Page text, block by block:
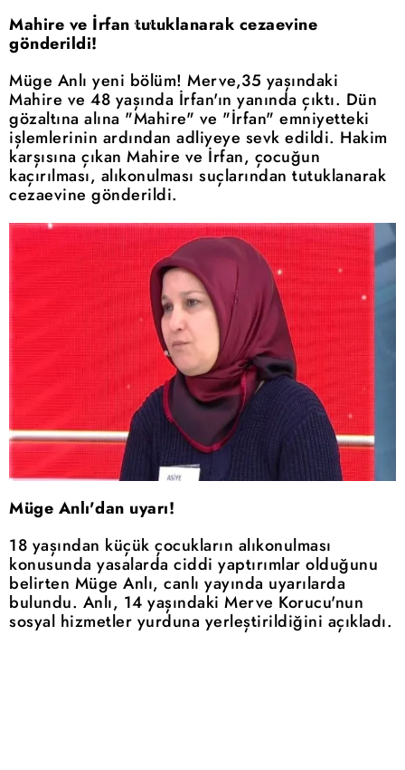
Mahire ve İrfan tutuklanarak cezaevine
gönderildi!
Müge Anlı yeni bölüm! Merve,35 yaşındaki
Mahire ve 48 yaşında İrfan'ın yanında çıktı. Dün
gözaltına alına "Mahire" ve "İrfan" emniyetteki
işlemlerinin ardından adliyeye sevk edildi. Hakim
karşısına çıkan Mahire ve İrfan, çocuğun
kaçırılması, alıkonulması suçlarından tutuklanarak
cezaevine gönderildi.
Müge Anlı'dan uyarı!
18 yaşından küçük çocukların alıkonulması
konusunda yasalarda ciddi yaptırımlar olduğunu
belirten Müge Anlı, canlı yayında uyarılarda
bulundu. Anlı, 14 yaşındaki Merve Korucu'nun
sosyal hizmetler yurduna yerleştirildiğini açıkladı.